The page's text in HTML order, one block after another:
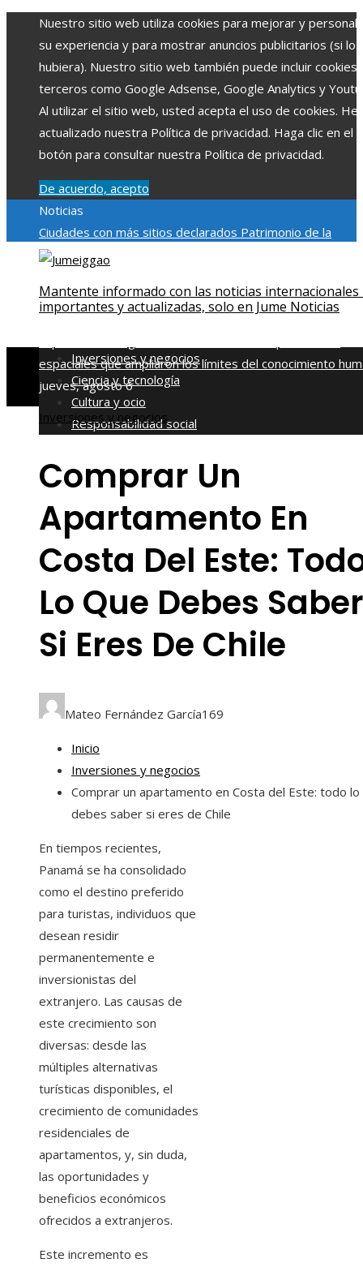
Nuestro sitio web utiliza cookies para mejorar y
su experiencia y para mostrar anuncios publicitarios (si los
hubiera). Nuestro sitio web también puede incluir cookies
terceros como Google Adsense, Google Analytics y
Al utilizar el sitio web, usted acepta el uso de cookies.
actualizado nuestra Política de privacidad. Haga clic en el
botón para consultar nuestra Política de privacidad.
De acuerdo, acepto
Noticias
Ciudades con más sitios declarados Patrimonio de la
Humanidad y su importancia
la inversión productiva y reducir la fragmentación
en Bosnia y Herzegovina
La gran depresión de 1929 y su
espaciales que ampliaron los límites del conocimiento
jueves, agosto 6
Mantente informado con las noticias internacionales
importantes y actualizadas, solo en Jume Noticias
Inversiones y negocios
Ciencia y tecnología
Cultura y ocio
Responsabilidad social
Inversiones y negocios
Comprar Un
Apartamento En
Costa Del Este:
Lo Que Debes Saber
Si Eres De Chile
Mateo Fernández García169
Inicio
Inversiones y negocios
Comprar un apartamento en Costa del Este: todo lo
debes saber si eres de Chile
En tiempos recientes,
Panamá se ha consolidado
como el destino preferido
para turistas, individuos que
desean residir
permanentemente e
inversionistas del
extranjero. Las causas de
este crecimiento son
diversas: desde las
múltiples alternativas
turísticas disponibles, el
crecimiento de comunidades
residenciales de
apartamentos, y, sin duda,
las oportunidades y
beneficios económicos
ofrecidos a extranjeros.
Este incremento es